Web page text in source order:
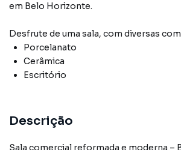
em Belo Horizonte.
Desfrute de uma sala, com diversas
Porcelanato
Cerâmica
Escritório
Descrição
Sala comercial reformada e moderna –